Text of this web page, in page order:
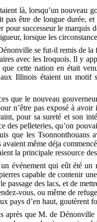
là, lorsqu’un nouveau
pas être de longue durée,
pour successeur le marquis
lorsque les
se fut-il remis de la
avec les Iroquois. Il y
que cette nation en était
Illinois étaient un motif
que le nouveau
n’être pas exposé à
pour sa sureté et son
des pelleteries, qu’on
que les
même déja
la principale ressource
un événement qui eût été
capable de contenir
passage des lacs, et de
vous, ou même de
pays d’en haut, goutèrent
après que M. de